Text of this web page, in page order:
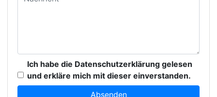
Ich habe die Datenschutzerklärung gelesen
und erkläre mich mit dieser einverstanden.